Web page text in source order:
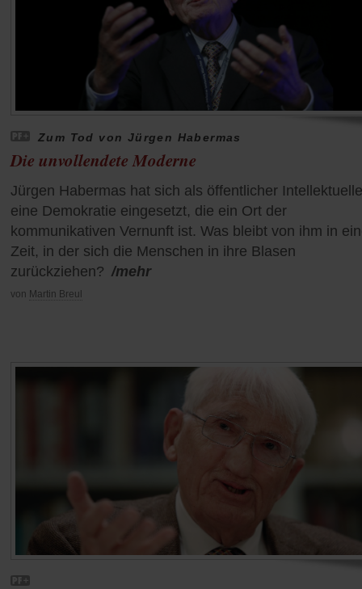
Zum Tod von Jürgen Habermas
Die unvollendete Moderne
Jürgen Habermas hat sich als öffentlicher
eine Demokratie eingesetzt, die ein Ort der
kommunikativen Vernunft ist. Was bleibt von ihm in
Zeit, in der sich die Menschen in ihre Blasen
zurückziehen? /mehr
von Martin Breul